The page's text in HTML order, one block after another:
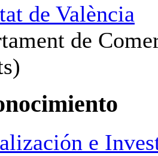
de València
de
e